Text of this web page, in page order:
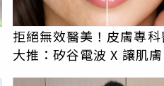
拒絕無效醫美！皮膚專
大推：矽谷電波 X 讓肌
而外更強韌